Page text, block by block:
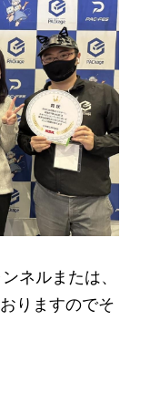
ネルまたは、
りますのでそ